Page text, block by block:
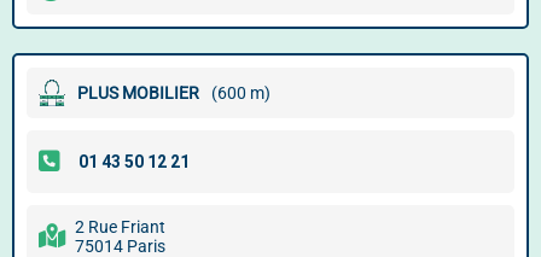
PLUS MOBILIER (600 m)
2 Rue Friant
75014 Paris